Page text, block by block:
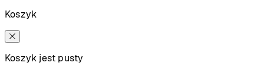
Koszyk
Koszyk jest pusty